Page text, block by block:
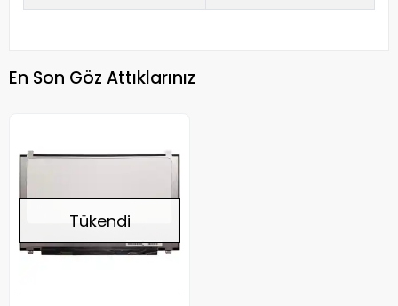
En Son Göz Attıklarınız
Tükendi